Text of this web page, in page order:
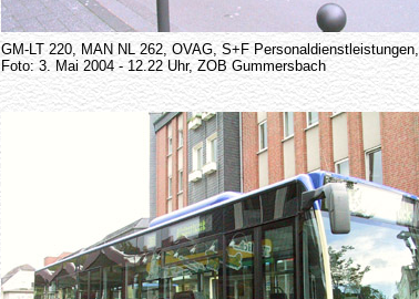
GM-LT 220, MAN NL 262, OVAG, S+F Personaldienstleistungen,
Foto: 3. Mai 2004 - 12.22 Uhr, ZOB Gummersbach